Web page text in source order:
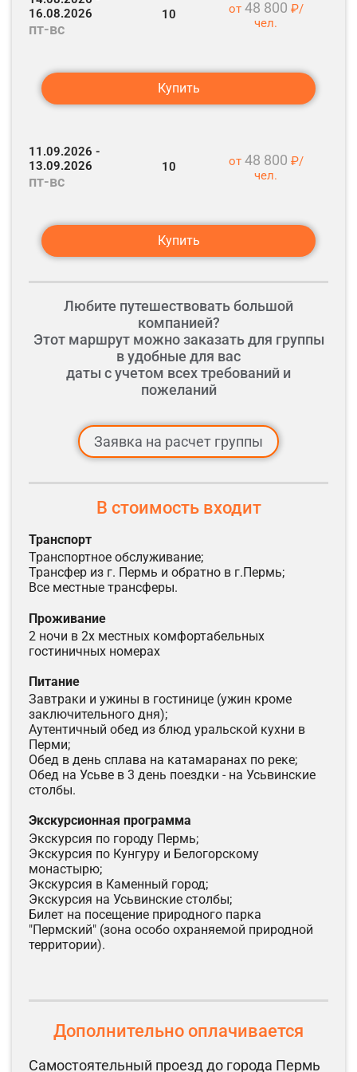
20:00 - 20:30 Посадка в автобус, дорога до гостиницы.
Свободное время.
Каменный город
19:00 - 21:00 Время в пути до г. Пермь (учитывайте его для покупки
обратных билетов).
16.08.2026
пт-вс
10 от 48 800 ₽/
чел.
Купить
11.09.2026 -
13.09.2026
пт-вс
10 от 48 800 ₽/
чел.
Купить
Любите путешествовать большой
компанией?
Этот маршрут можно заказать для группы
в удобные для вас
даты с учетом всех требований и
пожеланий
Заявка на расчет группы
В стоимость входит
транспорт
Транспортное обслуживание;
Трансфер из г. Пермь и обратно в г.Пермь;
Все местные трансферы.
проживание
2 ночи в 2х местных комфортабельных
гостиничных номерах
питание
Завтраки и ужины в гостинице (ужин кроме
заключительного дня);
Аутентичный обед из блюд уральской кухни в
Перми;
Обед в день сплава на катамаранах по реке;
Обед на Усьве в 3 день поездки - на Усьвинские
столбы.
экскурсионная программа
Экскурсия по городу Пермь;
Экскурсия по Кунгуру и Белогорскому
монастырю;
Экскурсия в Каменный город;
Экскурсия на Усьвинские столбы;
Билет на посещение природного парка
"Пермский" (зона особо охраняемой природной
территории).
Дополнительно оплачивается
Самостоятельный проезд до города Пермь